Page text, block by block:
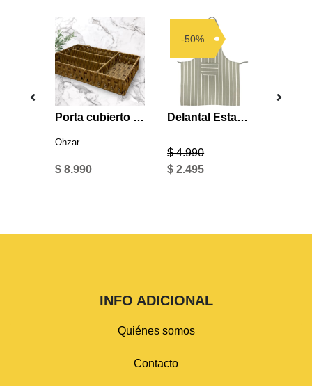
Porta cubierto paper cord
Ohzar
$ 8.990
-50%
Delantal Estampado Gris Listado
$ 4.990
$ 2.495
INFO ADICIONAL
Quiénes somos
Contacto